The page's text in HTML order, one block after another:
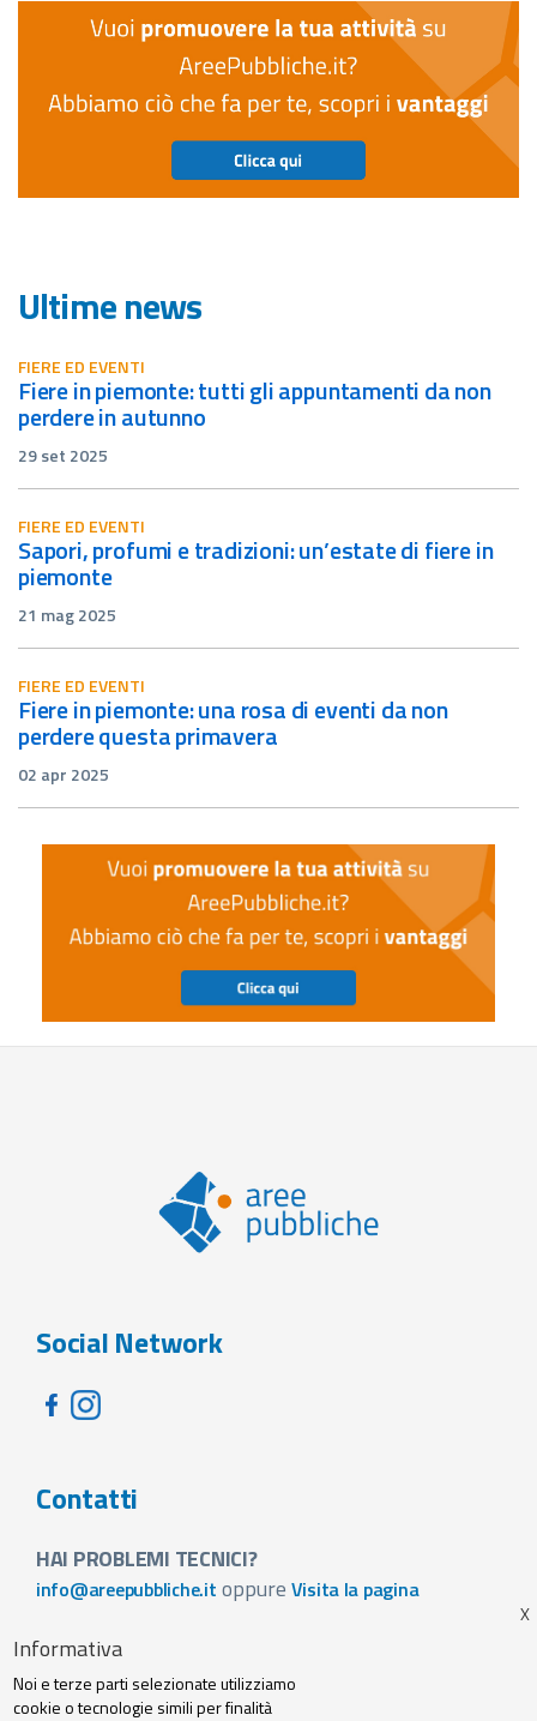
Ultime news
FIERE ED EVENTI
fiere in piemonte: tutti gli appuntamenti da non
perdere in autunno
29 set 2025
FIERE ED EVENTI
sapori, profumi e tradizioni: un’estate di fiere in
piemonte
21 mag 2025
FIERE ED EVENTI
fiere in piemonte: una rosa di eventi da non
perdere questa primavera
02 apr 2025
Social Network
Contatti
HAI PROBLEMI TECNICI?
info@areepubbliche.it oppure Visita la pagina
Visita la pagina
Web agency Privacy policy e cookie
Informativa
Noi e terze parti selezionate utilizziamo
cookie o tecnologie simili per finalità